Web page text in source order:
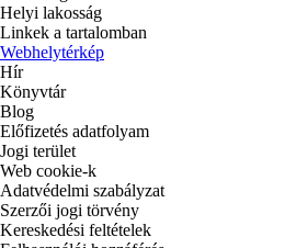
Helyi lakosság
Linkek a tartalomban
Webhelytérkép
Hír
Könyvtár
Blog
Előfizetés adatfolyam
Jogi terület
Web cookie-k
Adatvédelmi szabályzat
Szerzői jogi törvény
Kereskedési feltételek